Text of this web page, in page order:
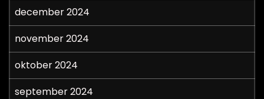
december 2024
november 2024
oktober 2024
september 2024